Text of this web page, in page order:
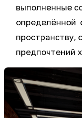
выполненные
определённой
пространству,
предпочтений